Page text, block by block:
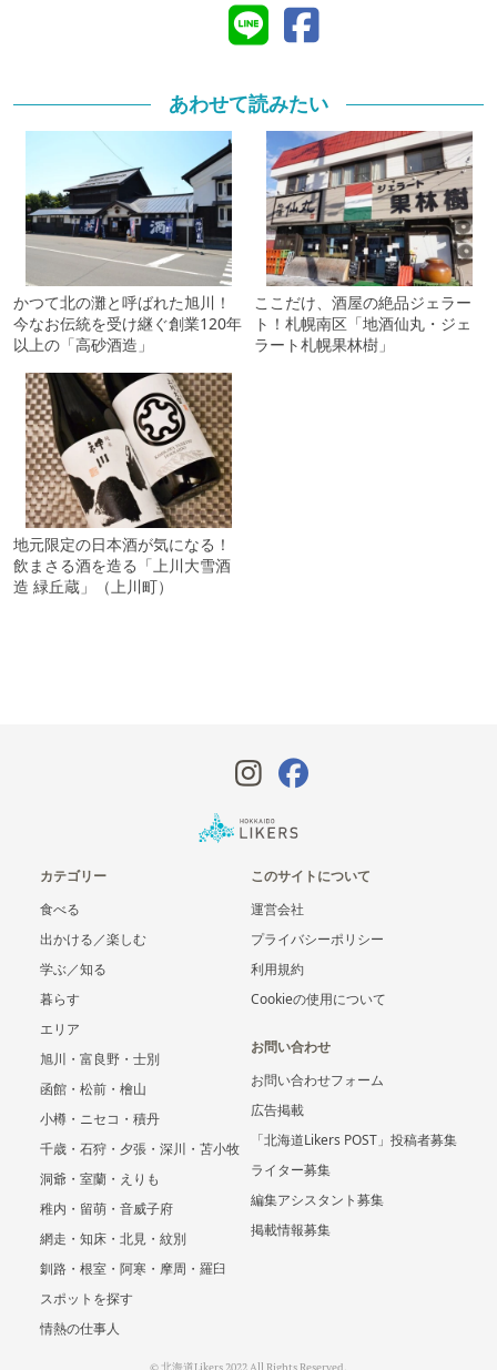
あわせて読みたい
かつて北の灘と呼ばれた旭川！
今なお伝統を受け継ぐ創業120年
以上の「高砂酒造」
ここだけ、酒屋の絶品ジェラー
ト！札幌南区「地酒仙丸・ジェ
ラート札幌果林樹」
地元限定の日本酒が気になる！
飲まさる酒を造る「上川大雪酒
造 緑丘蔵」（上川町）
カテゴリー
食べる
出かける／楽しむ
学ぶ／知る
暮らす
エリア
旭川・富良野・士別
函館・松前・檜山
小樽・ニセコ・積丹
千歳・石狩・夕張・深川・苫小牧
洞爺・室蘭・えりも
稚内・留萌・音威子府
網走・知床・北見・紋別
釧路・根室・阿寒・摩周・羅臼
スポットを探す
情熱の仕事人
このサイトについて
運営会社
プライバシーポリシー
利用規約
Cookieの使用について
お問い合わせ
お問い合わせフォーム
広告掲載
「北海道Likers POST」投稿者募集
ライター募集
編集アシスタント募集
掲載情報募集